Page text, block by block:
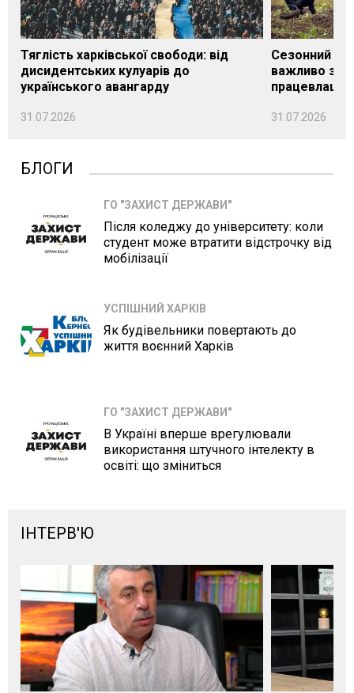
Тяглість харківської свободи: від
дисидентських кулуарів до
українського авангарду
31.07.2026
Сезонний
важливо
31.07.2026
БЛОГИ
ГО "ЗАХИСТ ДЕРЖАВИ"
Після коледжу до університету: коли
студент може втратити відстрочку від
мобілізації
УСПІШНИЙ ХАРКІВ
Як будівельники повертають до
життя воєнний Харків
ГО "ЗАХИСТ ДЕРЖАВИ"
В Україні вперше врегулювали
використання штучного інтелекту в
освіті: що зміниться
ІНТЕРВ'Ю